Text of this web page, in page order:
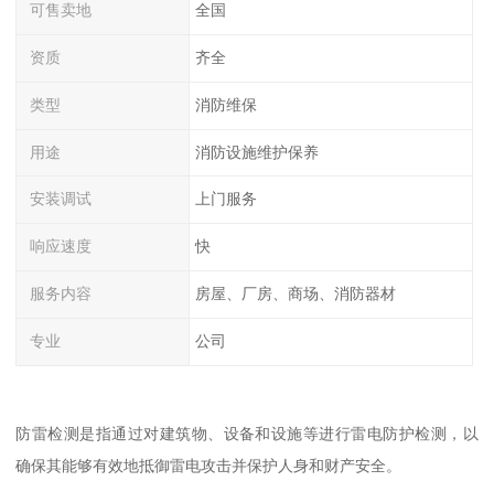
可售卖地 全国
资质 齐全
类型 消防维保
用途 消防设施维护保养
安装调试 上门服务
响应速度 快
服务内容 房屋、厂房、商场、消防器材
专业 公司
防雷检测是指通过对建筑物、设备和设施等进行雷电防护检测，以
确保其能够有效地抵御雷电攻击并保护人身和财产安全。